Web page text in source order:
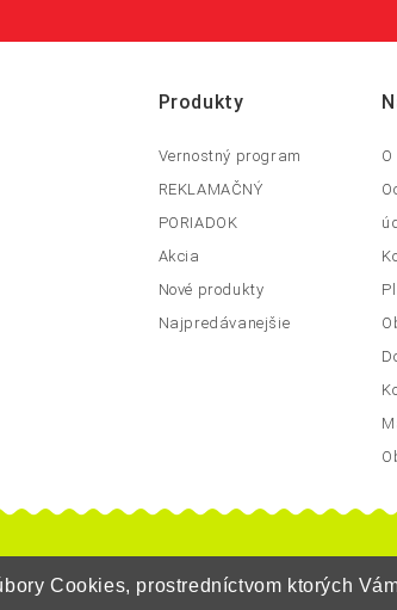
Cookies, prostredníctvom ktorých
Produkty
Vernostný program
REKLAMAČNÝ
PORIADOK
Akcia
Nové produkty
Najpredávanejšie